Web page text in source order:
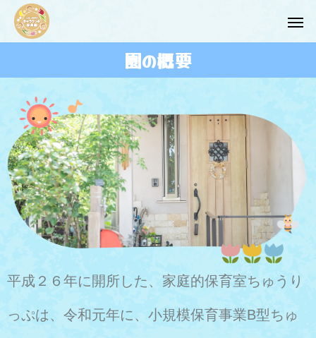
園の概要
平成２６年に開所した、家庭的保育室ちゅうり
っぷは、令和元年に、小規模保育事業B型ちゅ